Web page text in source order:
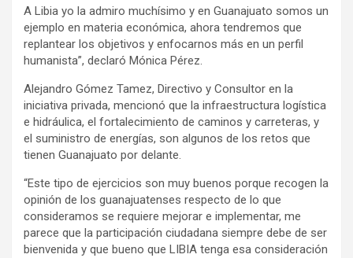
A Libia yo la admiro muchísimo y en Guanajuato somos un
ejemplo en materia económica, ahora tendremos que
replantear los objetivos y enfocarnos más en un perfil
humanista”, declaró Mónica Pérez.
Alejandro Gómez Tamez, Directivo y Consultor en la
iniciativa privada, mencionó que la infraestructura logística
e hidráulica, el fortalecimiento de caminos y carreteras, y
el suministro de energías, son algunos de los retos que
tienen Guanajuato por delante.
“Este tipo de ejercicios son muy buenos porque recogen la
opinión de los guanajuatenses respecto de lo que
consideramos se requiere mejorar e implementar, me
parece que la participación ciudadana siempre debe de ser
bienvenida y que bueno que LIBIA tenga esa consideración